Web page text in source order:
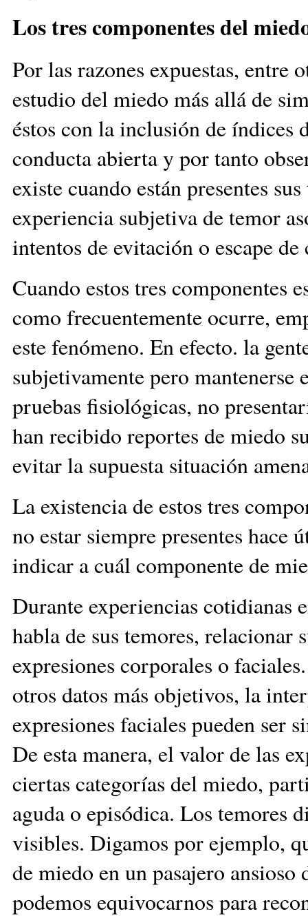
Los tres componentes del
Por las razones expuestas, entre
estudio del miedo más allá de
éstos con la inclusión de índices
conducta abierta y por tanto
existe cuando están presentes
experiencia subjetiva de temor
intentos de evitación o escape
Cuando estos tres componentes
como frecuentemente ocurre,
este fenómeno. En efecto. la
subjetivamente pero
pruebas fisiológicas, no
han recibido reportes de miedo
evitar la supuesta situación
La existencia de estos tres
no estar siempre presentes
indicar a cuál componente de
Durante experiencias cotidianas
habla de sus temores,
expresiones corporales o
otros datos más objetivos, la
expresiones faciales pueden ser
De esta manera, el valor de las
ciertas categorías del miedo,
aguda o episódica. Los temores
visibles. Digamos por ejemplo,
de miedo en un pasajero
podemos equivocarnos para